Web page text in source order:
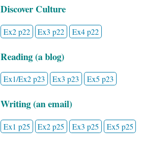
Discover Culture
Ex2 p22 Ex3 p22 Ex4 p22
Reading (a blog)
Ex1/Ex2 p23 Ex3 p23 Ex5 p23
Writing (an email)
Ex1 p25 Ex2 p25 Ex3 p25 Ex5 p25